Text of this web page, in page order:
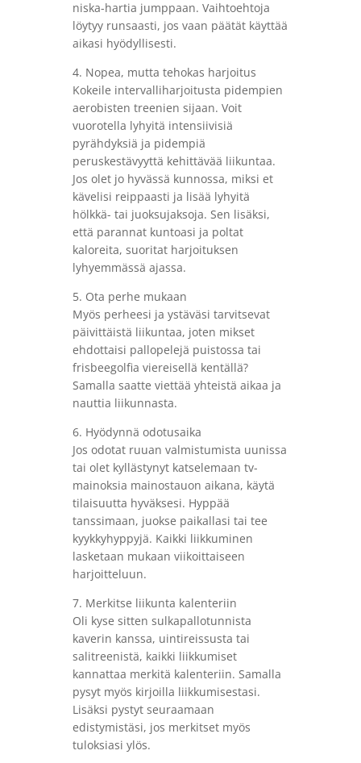
niska-hartia jumppaan. Vaihtoehtoja
löytyy runsaasti, jos vaan päätät käyttää
aikasi hyödyllisesti.
4. Nopea, mutta tehokas harjoitus
Kokeile intervalliharjoitusta pidempien
aerobisten treenien sijaan. Voit
vuorotella lyhyitä intensiivisiä
pyrähdyksiä ja pidempiä
peruskestävyyttä kehittävää liikuntaa.
Jos olet jo hyvässä kunnossa, miksi et
kävelisi reippaasti ja lisää lyhyitä
hölkkä- tai juoksujaksoja. Sen lisäksi,
että parannat kuntoasi ja poltat
kaloreita, suoritat harjoituksen
lyhyemmässä ajassa.
5. Ota perhe mukaan
Myös perheesi ja ystäväsi tarvitsevat
päivittäistä liikuntaa, joten mikset
ehdottaisi pallopelejä puistossa tai
frisbeegolfia viereisellä kentällä?
Samalla saatte viettää yhteistä aikaa ja
nauttia liikunnasta.
6. Hyödynnä odotusaika
Jos odotat ruuan valmistumista uunissa
tai olet kyllästynyt katselemaan tv-
mainoksia mainostauon aikana, käytä
tilaisuutta hyväksesi. Hyppää
tanssimaan, juokse paikallasi tai tee
kyykkyhyppyjä. Kaikki liikkuminen
lasketaan mukaan viikoittaiseen
harjoitteluun.
7. Merkitse liikunta kalenteriin
Oli kyse sitten sulkapallotunnista
kaverin kanssa, uintireissusta tai
salitreenistä, kaikki liikkumiset
kannattaa merkitä kalenteriin. Samalla
pysyt myös kirjoilla liikkumisestasi.
Lisäksi pystyt seuraamaan
edistymistäsi, jos merkitset myös
tuloksiasi ylös.